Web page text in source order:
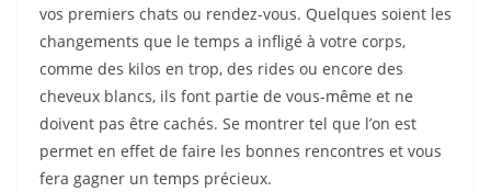
vos premiers chats ou rendez-vous. Quelques soient les
changements que le temps a infligé à votre corps,
comme des kilos en trop, des rides ou encore des
cheveux blancs, ils font partie de vous-même et ne
doivent pas être cachés. Se montrer tel que l’on est
permet en effet de faire les bonnes rencontres et vous
fera gagner un temps précieux.